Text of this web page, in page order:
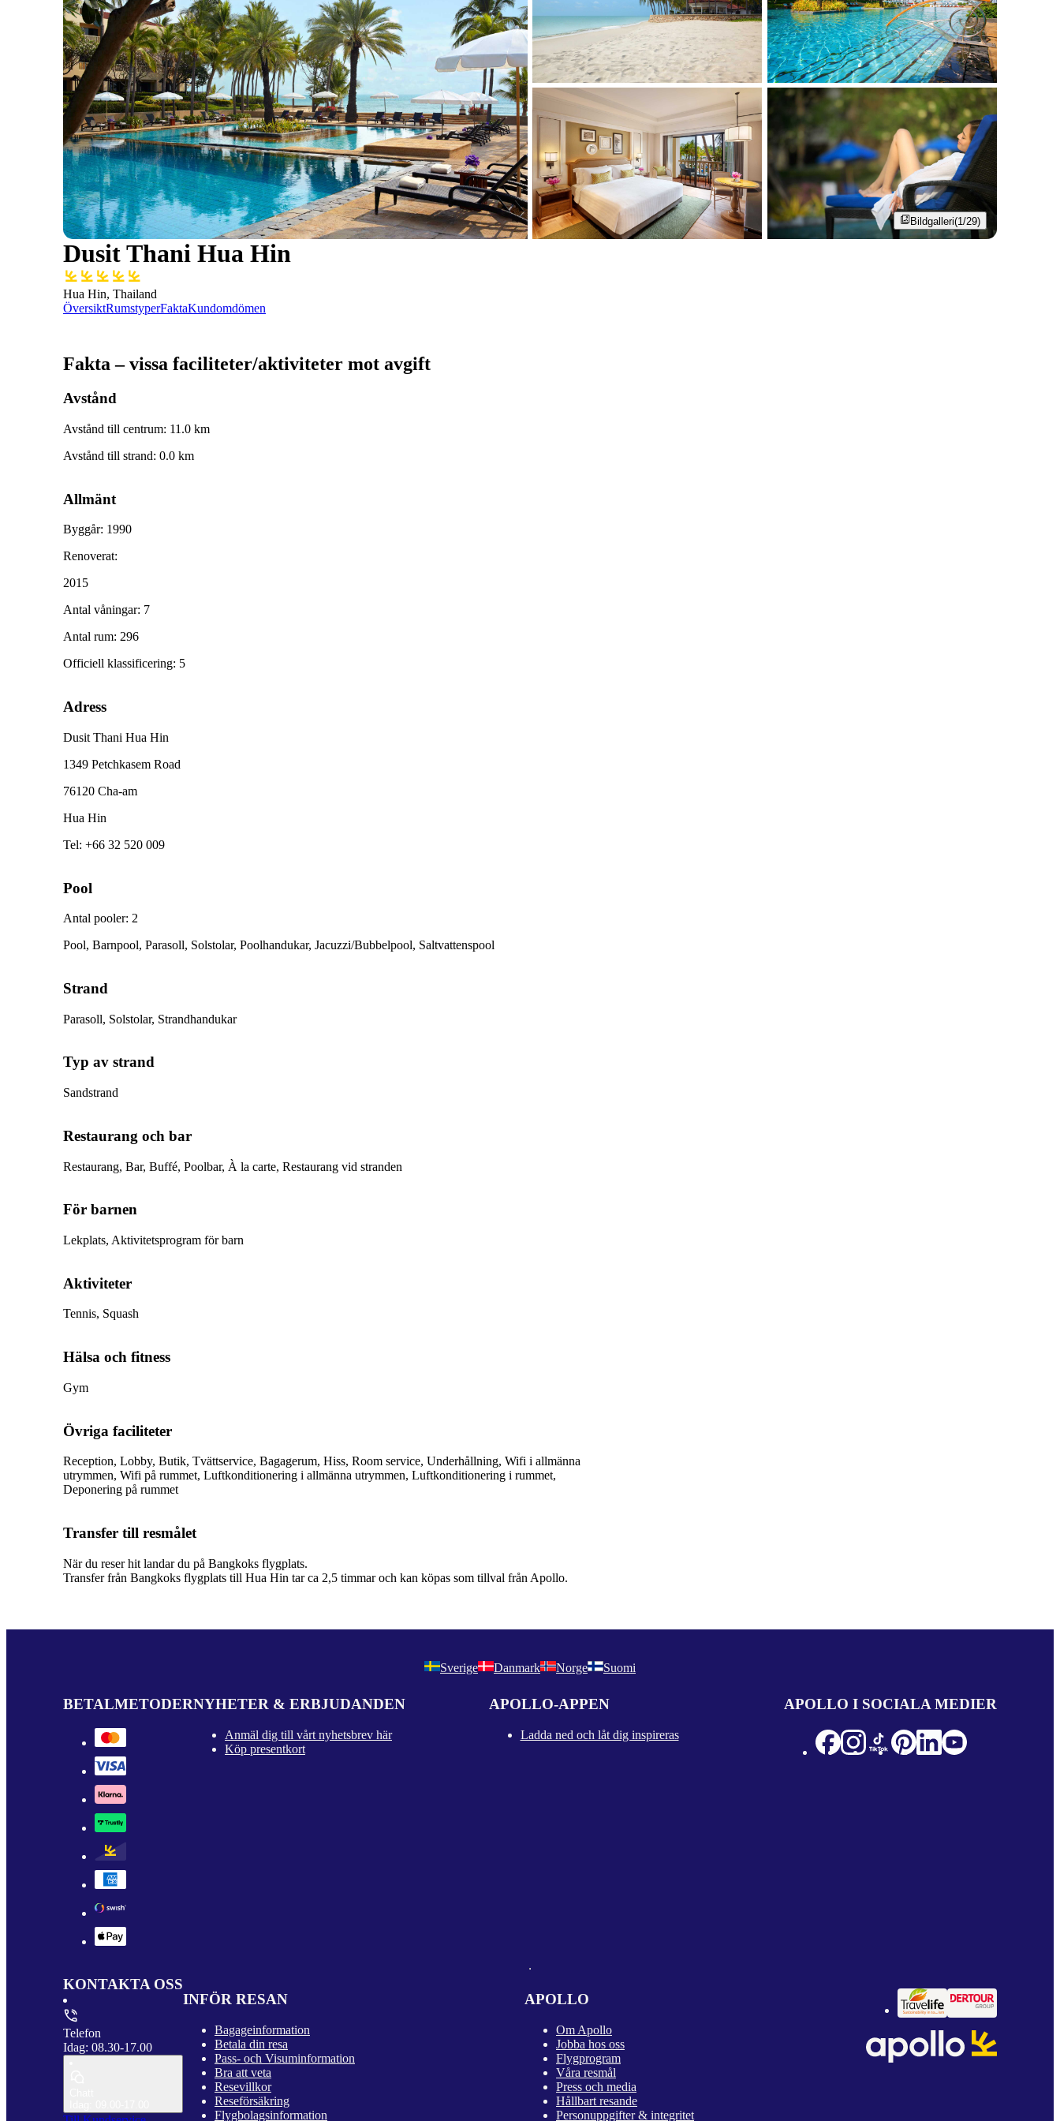
Bildgalleri(1/29)
Dusit Thani Hua Hin
Hua Hin, Thailand
ÖversiktRumstyperFaktaKundomdömen
Fakta – vissa faciliteter/aktiviteter mot avgift
Avstånd
Avstånd till centrum: 11.0 km
Avstånd till strand: 0.0 km
Allmänt
Byggår: 1990
Renoverat:
2015
Antal våningar: 7
Antal rum: 296
Officiell klassificering: 5
Adress
Dusit Thani Hua Hin
1349 Petchkasem Road
76120 Cha-am
Hua Hin
Tel: +66 32 520 009
Pool
Antal pooler: 2
Pool, Barnpool, Parasoll, Solstolar, Poolhandukar, Jacuzzi/Bubbelpool, Saltvattenspool
Strand
Parasoll, Solstolar, Strandhandukar
Typ av strand
Sandstrand
Restaurang och bar
Restaurang, Bar, Buffé, Poolbar, À la carte, Restaurang vid stranden
För barnen
Lekplats, Aktivitetsprogram för barn
Aktiviteter
Tennis, Squash
Hälsa och fitness
Gym
Övriga faciliteter
Reception, Lobby, Butik, Tvättservice, Bagagerum, Hiss, Room service, Underhållning, Wifi i allmänna
utrymmen, Wifi på rummet, Luftkonditionering i allmänna utrymmen, Luftkonditionering i rummet,
Deponering på rummet
Transfer till resmålet
När du reser hit landar du på Bangkoks flygplats.
Transfer från Bangkoks flygplats till Hua Hin tar ca 2,5 timmar och kan köpas som tillval från Apollo.
Sverige Danmark Norge Suomi
BETALMETODERNYHETER & ERBJUDANDEN
Anmäl dig till vårt nyhetsbrev här
Köp presentkort
APOLLO-APPEN
Ladda ned och låt dig inspireras
APOLLO I SOCIALA MEDIER
KONTAKTA OSS
Telefon
Idag: 08.30-17.00
INFÖR RESAN
Bagageinformation
Betala din resa
Pass- och Visuminformation
Bra att veta
Resevillkor
Reseförsäkring
Flygbolagsinformation
APOLLO
Om Apollo
Jobba hos oss
Flygprogram
Våra resmål
Press och media
Hållbart resande
Personuppgifter & integritet